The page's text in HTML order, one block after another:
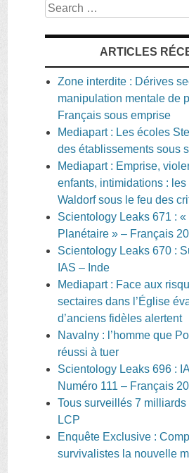
Search
ARTICLES
Zone interdite : Dérives
manipulation mentale de
Français sous emprise
Mediapart : Les écoles
des établissements sous
Mediapart : Emprise,
enfants, intimidations :
Waldorf sous le feu des
Scientology Leaks 671 :
Planétaire » – Français
Scientology Leaks 670 :
IAS – Inde
Mediapart : Face aux
sectaires dans l’Église
d’anciens fidèles alertent
Navalny : l’homme que
réussi à tuer
Scientology Leaks 696 :
Numéro 111 – Français
Tous surveillés 7
LCP
Enquête Exclusive :
survivalistes la nouvelle